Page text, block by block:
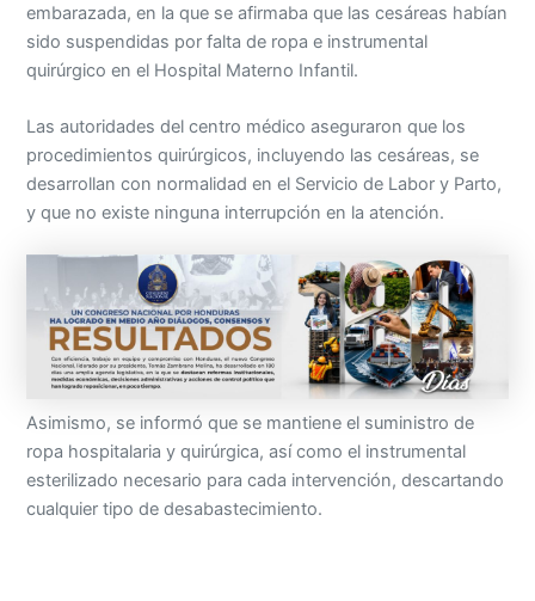
embarazada, en la que se afirmaba que las cesáreas habían
sido suspendidas por falta de ropa e instrumental
quirúrgico en el Hospital Materno Infantil.
Las autoridades del centro médico aseguraron que los
procedimientos quirúrgicos, incluyendo las cesáreas, se
desarrollan con normalidad en el Servicio de Labor y Parto,
y que no existe ninguna interrupción en la atención.
Asimismo, se informó que se mantiene el suministro de
ropa hospitalaria y quirúrgica, así como el instrumental
esterilizado necesario para cada intervención, descartando
cualquier tipo de desabastecimiento.